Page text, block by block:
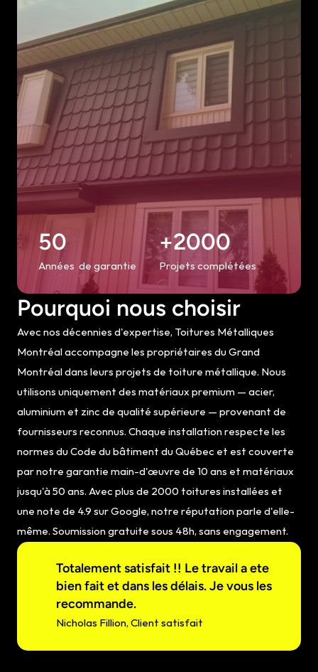
50
Années  de garantie
+2000
Projets complétées
Pourquoi nous choisir
Avec nos décennies d'expertise, Toitures Métalliques
Montréal accompagne les propriétaires du Grand
Montréal dans leurs projets de toiture métallique. Nous
utilisons uniquement des matériaux premium — acier,
aluminium et zinc de qualité supérieure — provenant de
fournisseurs reconnus. Chaque installation respecte les
normes du Code du bâtiment du Québec et est couverte
par notre garantie main-d'œuvre de 10 ans et matériaux
jusqu'à 50 ans. Avec plus de 2000 toitures installées et
une note de 4.9 sur Google, notre réputation parle d'elle-
même. Soumission gratuite sous 48h, sans engagement.
Totalement satisfait !! Le travail a ete
bien fait et dans les délais. Je vous les
recommande.
Nicholas Fillion, Client satisfait